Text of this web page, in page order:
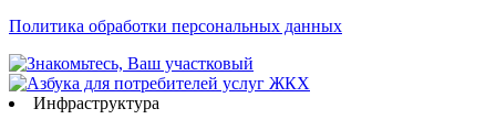
Политика обработки персональных данных
Инфраструктура